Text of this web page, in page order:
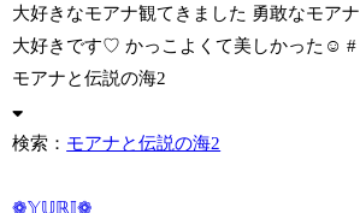
大好きなモアナ観てきました 勇敢なモアナ
大好きです♡ かっこよくて美しかった☺ ️ #
モアナと伝説の海2
検索： モアナと伝説の海2
❁𝕐𝕌ℝ𝕀❁